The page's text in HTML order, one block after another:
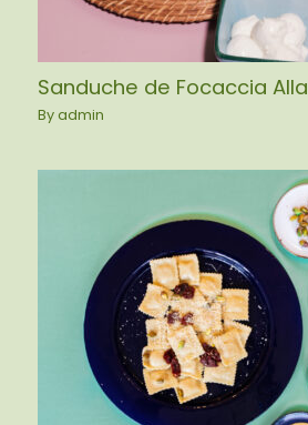
Sanduche de Focaccia
Byadmin